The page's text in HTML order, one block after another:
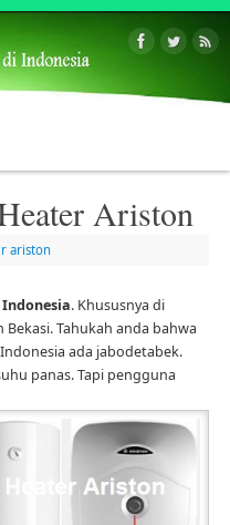
Ariston
ariston
. Khususnya di
Bekasi. Tahukah anda bahwa
ada jabodetabek.
panas. Tapi pengguna